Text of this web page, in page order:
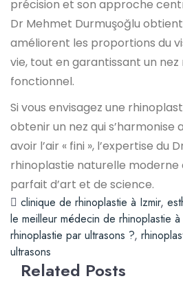
précision et son approche
Dr Mehmet Durmuşoğlu
améliorent les proportions du
vie, tout en garantissant un
fonctionnel.
Si vous envisagez une
obtenir un nez qui s’harmonise
avoir l’air « fini », l’expertise du
rhinoplastie naturelle
parfait d’art et de science.
clinique de rhinoplastie à Izmir,
le meilleur médecin de rhinoplastie à
rhinoplastie par ultrasons ?,
ultrasons
Related Posts